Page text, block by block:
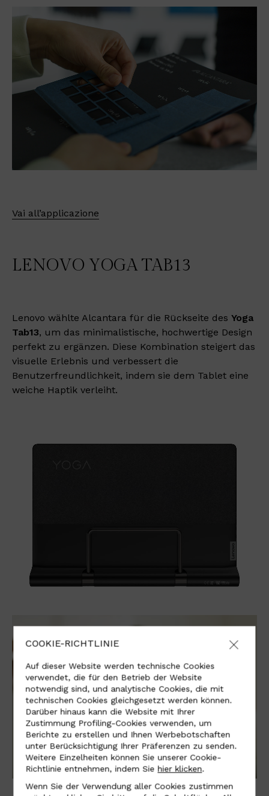
Vai all’applicazione
LENOVO YOGA TAB13
Lenovo wählte Alcantara für die Rückseite des Yoga
Tab13, um das minimalistische, hochwertige Design
perfekt zu ergänzen. Diese Kombination steigert das
visuelle Erlebnis und verbessert die
Benutzerfreundlichkeit, indem sie dem Tablet eine
weiche Haptik verleiht.
COOKIE-RICHTLINIE
Auf dieser Website werden technische Cookies
verwendet, die für den Betrieb der Website
notwendig sind, und analytische Cookies, die mit
technischen Cookies gleichgesetzt werden können.
Darüber hinaus kann die Website mit Ihrer
Zustimmung Profiling-Cookies verwenden, um
Berichte zu erstellen und Ihnen Werbebotschaften
unter Berücksichtigung Ihrer Präferenzen zu senden.
Weitere Einzelheiten können Sie unserer Cookie-
Richtlinie entnehmen, indem Sie hier klicken.
Wenn Sie der Verwendung aller Cookies zustimmen